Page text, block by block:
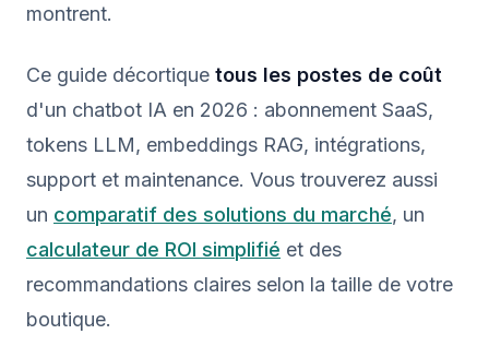
montrent.
Ce guide décortique tous les postes de coût
d'un chatbot IA en 2026 : abonnement SaaS,
tokens LLM, embeddings RAG, intégrations,
support et maintenance. Vous trouverez aussi
un comparatif des solutions du marché, un
calculateur de ROI simplifié et des
recommandations claires selon la taille de votre
boutique.